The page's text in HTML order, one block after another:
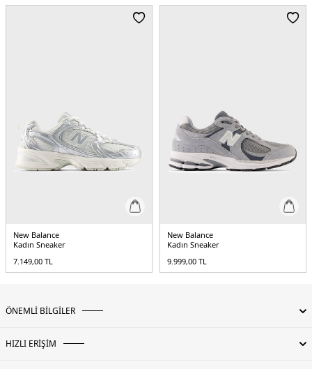
Yaş Grubu:Yetişkin
New Balance
Kadın Sneaker
7.149,00 TL
New Balance
Kadın Sneaker
9.999,00 TL
ÖNEMLİ BİLGİLER
HIZLI ERİŞİM